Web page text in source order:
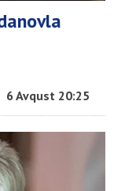
6 Avqust 20:25